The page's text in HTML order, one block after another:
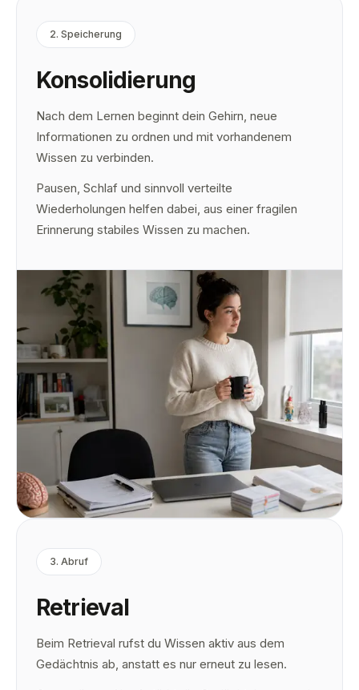
2. Speicherung
Konsolidierung
Nach dem Lernen beginnt dein Gehirn, neue
Informationen zu ordnen und mit vorhandenem
Wissen zu verbinden.
Pausen, Schlaf und sinnvoll verteilte
Wiederholungen helfen dabei, aus einer fragilen
Erinnerung stabiles Wissen zu machen.
3. Abruf
Retrieval
Beim Retrieval rufst du Wissen aktiv aus dem
Gedächtnis ab, anstatt es nur erneut zu lesen.